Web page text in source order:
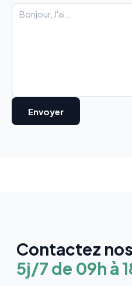
Contactez
5j/7 de 09h à